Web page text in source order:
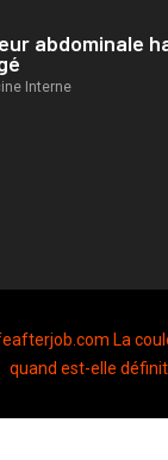
abdominale
Interne
La
quand est-elle